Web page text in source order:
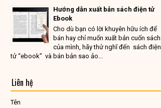
Hướng dẫn xuất bản sách điện tử
Ebook
Cho dù bạn có lời khuyên hữu ích để
bán hay chỉ muốn xuất bản cuốn sách
của mình, hãy thử nghĩ đến sách điện
tử “ebook” và bán bản sao ảo...
Liên hệ
Tên